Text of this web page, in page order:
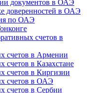
документов в ОАЭ
доверенностей в ОАЭ
по ОАЭ
счетов в
счетов в Армении
счетов в Казахстане
счетов в Киргизии
счетов в ОАЭ
счетов в Сербии